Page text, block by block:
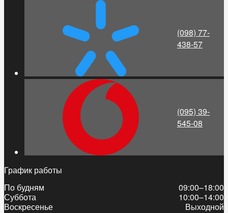
(098) 77-
438-57
(095) 39-
545-08
График работы
По будням
09:00–18:00
Суббота
10:00–14:00
Воскресенье
Выходной